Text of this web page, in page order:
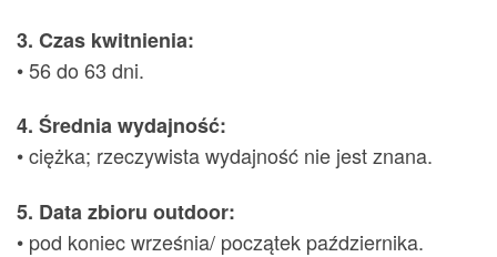
3. Czas kwitnienia:
• 56 do 63 dni.
4. Średnia wydajność:
• ciężka; rzeczywista wydajność nie jest znana.
5. Data zbioru outdoor:
• pod koniec września/ początek października.